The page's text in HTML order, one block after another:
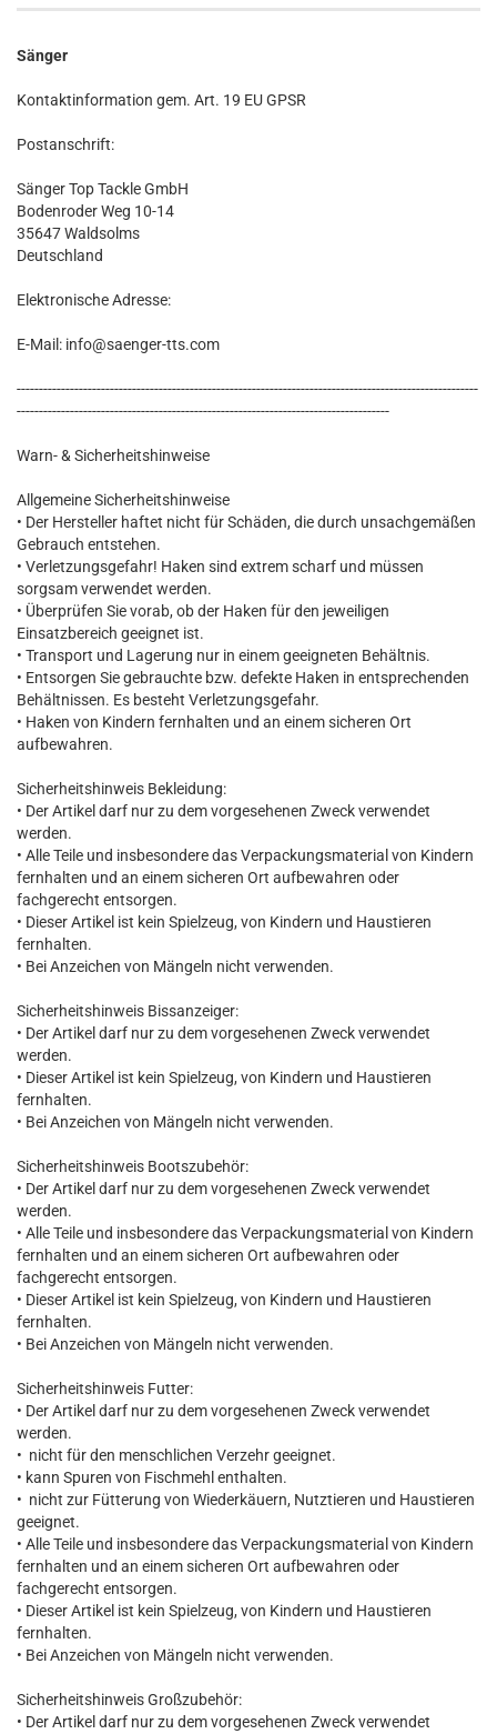
Sänger
Kontaktinformation gem. Art. 19 EU GPSR
Postanschrift:
Sänger Top Tackle GmbH
Bodenroder Weg 10-14
35647 Waldsolms
Deutschland
Elektronische Adresse:
E-Mail: info@saenger-tts.com
--------------------------------------------------------------------------------------------------------
------------------------------------------------------------------------------------
Warn- & Sicherheitshinweise
Allgemeine Sicherheitshinweise
• Der Hersteller haftet nicht für Schäden, die durch unsachgemäßen
Gebrauch entstehen.
• Verletzungsgefahr! Haken sind extrem scharf und müssen
sorgsam verwendet werden.
• Überprüfen Sie vorab, ob der Haken für den jeweiligen
Einsatzbereich geeignet ist.
• Transport und Lagerung nur in einem geeigneten Behältnis.
• Entsorgen Sie gebrauchte bzw. defekte Haken in entsprechenden
Behältnissen. Es besteht Verletzungsgefahr.
• Haken von Kindern fernhalten und an einem sicheren Ort
aufbewahren.
Sicherheitshinweis Bekleidung:
• Der Artikel darf nur zu dem vorgesehenen Zweck verwendet
werden.
• Alle Teile und insbesondere das Verpackungsmaterial von Kindern
fernhalten und an einem sicheren Ort aufbewahren oder
fachgerecht entsorgen.
• Dieser Artikel ist kein Spielzeug, von Kindern und Haustieren
fernhalten.
• Bei Anzeichen von Mängeln nicht verwenden.
Sicherheitshinweis Bissanzeiger:
• Der Artikel darf nur zu dem vorgesehenen Zweck verwendet
werden.
• Dieser Artikel ist kein Spielzeug, von Kindern und Haustieren
fernhalten.
• Bei Anzeichen von Mängeln nicht verwenden.
Sicherheitshinweis Bootszubehör:
• Der Artikel darf nur zu dem vorgesehenen Zweck verwendet
werden.
• Alle Teile und insbesondere das Verpackungsmaterial von Kindern
fernhalten und an einem sicheren Ort aufbewahren oder
fachgerecht entsorgen.
• Dieser Artikel ist kein Spielzeug, von Kindern und Haustieren
fernhalten.
• Bei Anzeichen von Mängeln nicht verwenden.
Sicherheitshinweis Futter:
• Der Artikel darf nur zu dem vorgesehenen Zweck verwendet
werden.
• nicht für den menschlichen Verzehr geeignet.
• kann Spuren von Fischmehl enthalten.
• nicht zur Fütterung von Wiederkäuern, Nutztieren und Haustieren
geeignet.
• Alle Teile und insbesondere das Verpackungsmaterial von Kindern
fernhalten und an einem sicheren Ort aufbewahren oder
fachgerecht entsorgen.
• Dieser Artikel ist kein Spielzeug, von Kindern und Haustieren
fernhalten.
• Bei Anzeichen von Mängeln nicht verwenden.
Sicherheitshinweis Großzubehör:
• Der Artikel darf nur zu dem vorgesehenen Zweck verwendet